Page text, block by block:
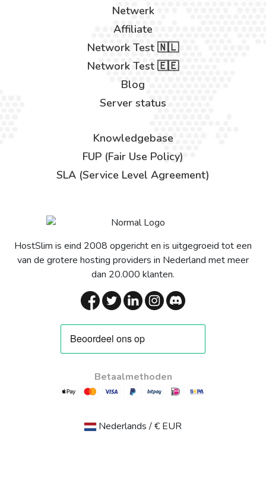
Netwerk
Affiliate
Network Test 🇳🇱
Network Test 🇪🇪
Blog
Server status
Knowledgebase
FUP (Fair Use Policy)
SLA (Service Level Agreement)
HostSlim is eind 2008 opgericht en is uitgegroeid tot een
van de grotere hosting providers in Nederland met meer
dan 20.000 klanten.
Betaalmethoden
Nederlands / € EUR